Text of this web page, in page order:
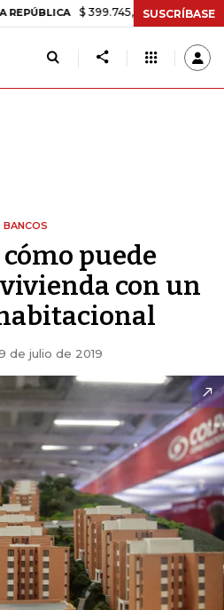
$ 399.745,16 +$ 2.295,71 +0,58%
SUSCRÍBASE
BANCOS
cómo puede
con un
de julio de 2019